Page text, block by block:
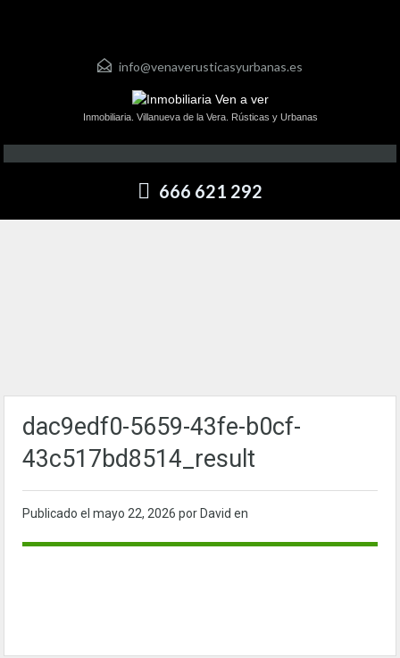
info@venaverusticasyurbanas.es
Inmobiliaria. Villanueva de la Vera. Rústicas y Urbanas
666 621 292
dac9edf0-5659-43fe-b0cf-
43c517bd8514_result
Publicado el mayo 22, 2026 por David en